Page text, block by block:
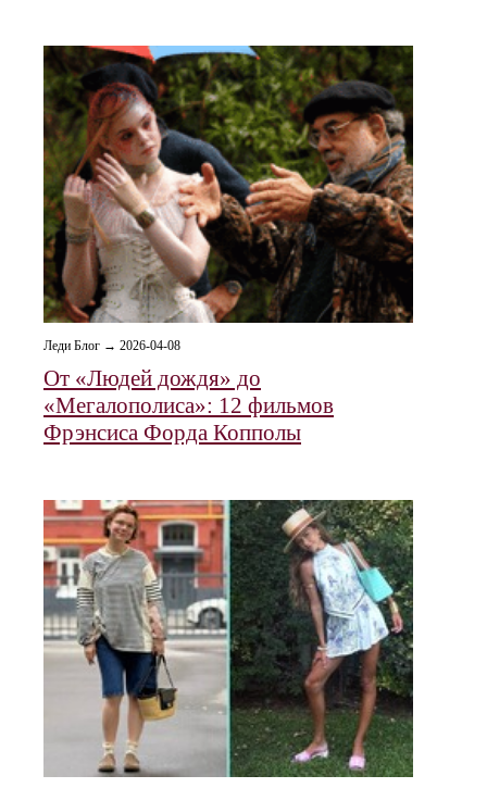
Леди Блог → 2026-04-08
От «Людей дождя» до
«Мегалополиса»: 12 фильмов
Фрэнсиса Форда Копполы